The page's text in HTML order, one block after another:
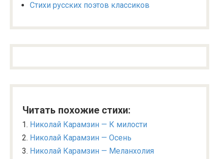
Стихи русских поэтов классиков
Читать похожие стихи:
Николай Карамзин — К милости
Николай Карамзин — Осень
Николай Карамзин — Меланхолия